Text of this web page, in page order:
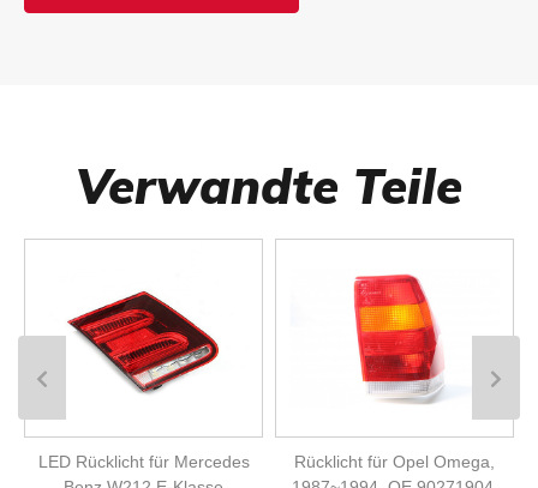
Verwandte Teile
LED Rücklicht für Mercedes
Rücklicht für Opel Omega,